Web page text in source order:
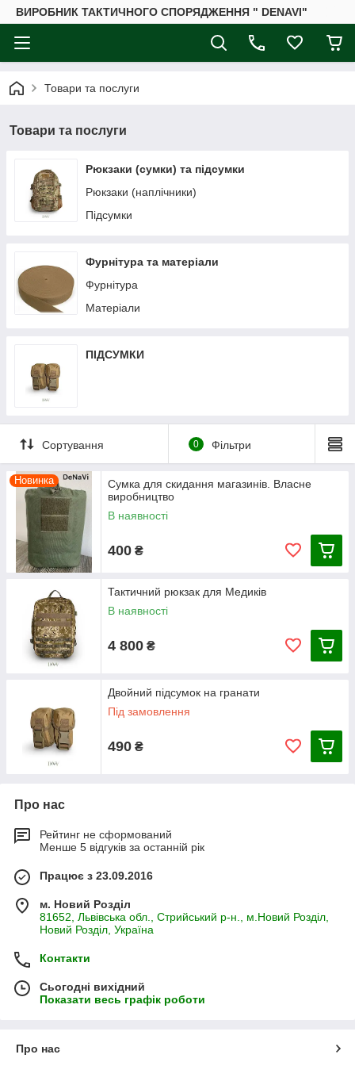
ВИРОБНИК ТАКТИЧНОГО СПОРЯДЖЕННЯ " DENAVI"
Товари та послуги
Товари та послуги
Рюкзаки (сумки) та підсумки
Рюкзаки (наплічники)
Підсумки
Фурнітура та матеріали
Фурнітура
Матеріали
ПІДСУМКИ
Сортування 0 Фільтри
Новинка
Сумка для скидання магазинів. Власне
виробництво
В наявності
400 ₴
Тактичний рюкзак для Медиків
В наявності
4 800 ₴
Двойний підсумок на гранати
Під замовлення
490 ₴
Про нас
Рейтинг не сформований
Менше 5 відгуків за останній рік
Працює з 23.09.2016
м. Новий Розділ
81652, Львівська обл., Стрийський р-н., м.Новий Розділ,
Новий Розділ, Україна
Контакти
Сьогодні вихідний
Показати весь графік роботи
Про нас